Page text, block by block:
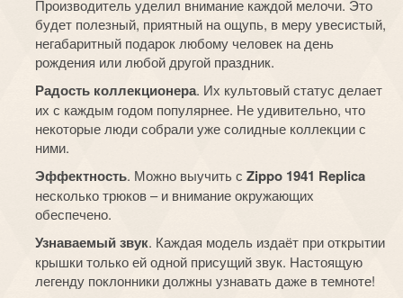
Производитель уделил внимание каждой мелочи. Это
будет полезный, приятный на ощупь, в меру увесистый,
негабаритный подарок любому человек на день
рождения или любой другой праздник.
Радость коллекционера. Их культовый статус делает
их с каждым годом популярнее. Не удивительно, что
некоторые люди собрали уже солидные коллекции с
ними.
Эффектность. Можно выучить с Zippo 1941 Replica
несколько трюков – и внимание окружающих
обеспечено.
Узнаваемый звук. Каждая модель издаёт при открытии
крышки только ей одной присущий звук. Настоящую
легенду поклонники должны узнавать даже в темноте!